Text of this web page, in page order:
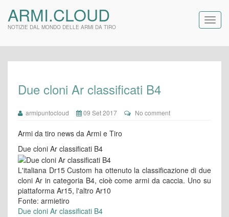
ARMI.CLOUD
NOTIZIE DAL MONDO DELLE ARMI DA TIRO
Due cloni Ar classificati B4
armipuntocloud 09 Set 2017 No comment
Armi da tiro news da Armi e Tiro
Due cloni Ar classificati B4
L'italiana Dr15 Custom ha ottenuto la classificazione di due
cloni Ar in categoria B4, cioè come armi da caccia. Uno su
piattaforma Ar15, l'altro Ar10
Fonte: armietiro
Due cloni Ar classificati B4